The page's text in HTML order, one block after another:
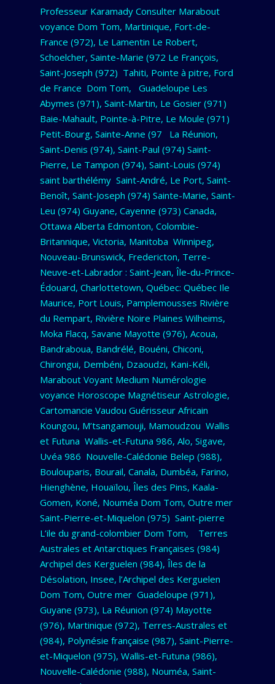
Professeur Karamady Consulter Marabout
voyance Dom Tom, Martinique, Fort-de-
France (972), Le Lamentin Le Robert,
Schoelcher, Sainte-Marie (972 Le François,
Saint-Joseph (972) Tahiti, Pointe à pitre, Ford
de France Dom Tom, Guadeloupe Les
Abymes (971), Saint-Martin, Le Gosier (971)
Baie-Mahault, Pointe-à-Pitre, Le Moule (971)
Petit-Bourg, Sainte-Anne (97 La Réunion,
Saint-Denis (974), Saint-Paul (974) Saint-
Pierre, Le Tampon (974), Saint-Louis (974)
saint barthélémy Saint-André, Le Port, Saint-
Benoît, Saint-Joseph (974) Sainte-Marie, Saint-
Leu (974) Guyane, Cayenne (973) Canada,
Ottawa Alberta Edmonton, Colombie-
Britannique, Victoria, Manitoba Winnipeg,
Nouveau-Brunswick, Fredericton, Terre-
Neuve-et-Labrador : Saint-Jean, Île-du-Prince-
Édouard, Charlottetown, Québec: Québec Ile
Maurice, Port Louis, Pamplemousses Rivière
du Rempart, Rivière Noire Plaines Wilheims,
Moka Flacq, Savane Mayotte (976), Acoua,
Bandraboua, Bandrélé, Bouéni, Chiconi,
Chirongui, Dembéni, Dzaoudzi, Kani-Kéli,
Marabout Voyant Medium Numérologie
voyance Horoscope Magnétiseur Astrologie,
Cartomancie Vaudou Guérisseur Africain
Koungou, M’tsangamouji, Mamoudzou Wallis
et Futuna Wallis-et-Futuna 986, Alo, Sigave,
Uvéa 986 Nouvelle-Calédonie Belep (988),
Boulouparis, Bourail, Canala, Dumbéa, Farino,
Hienghène, Houaïlou, Îles des Pins, Kaala-
Gomen, Koné, Nouméa Dom Tom, Outre mer
Saint-Pierre-et-Miquelon (975) Saint-pierre
L’ile du grand-colombier Dom Tom, Terres
Australes et Antarctiques Françaises (984)
Archipel des Kerguelen (984), Îles de la
Désolation, Insee, l’Archipel des Kerguelen
Dom Tom, Outre mer Guadeloupe (971),
Guyane (973), La Réunion (974) Mayotte
(976), Martinique (972), Terres-Australes et
(984), Polynésie française (987), Saint-Pierre-
et-Miquelon (975), Wallis-et-Futuna (986),
Nouvelle-Calédonie (988), Nouméa, Saint-